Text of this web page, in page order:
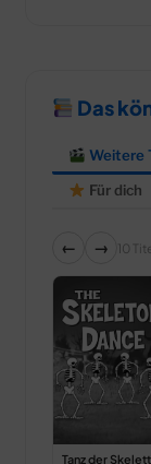
Das
Weitere
Für dich
← → 10
Tanz der